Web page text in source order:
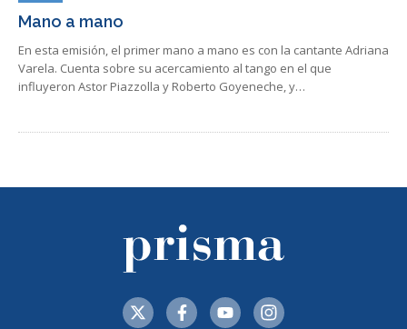
Mano a mano
En esta emisión, el primer mano a mano es con la cantante Adriana
Varela. Cuenta sobre su acercamiento al tango en el que
influyeron Astor Piazzolla y Roberto Goyeneche, y…